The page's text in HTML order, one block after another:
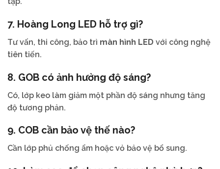
7. Hoàng Long LED hỗ trợ gì?
Tư vấn, thi công, bảo trì màn hình LED với công nghệ
tiên tiến.
8. GOB có ảnh hưởng độ sáng?
Có, lớp keo làm giảm một phần độ sáng nhưng tăng
độ tương phản.
9. COB cần bảo vệ thế nào?
Cần lớp phủ chống ẩm hoặc vỏ bảo vệ bổ sung.